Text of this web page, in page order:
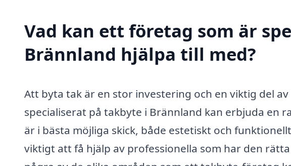
Vad kan ett företag som är
Brännland hjälpa till med?
Att byta tak är en stor investering och en viktig del
specialiserat på takbyte i Brännland kan erbjuda en
är i bästa möjliga skick, både estetiskt och
viktigt att få hjälp av professionella som har den